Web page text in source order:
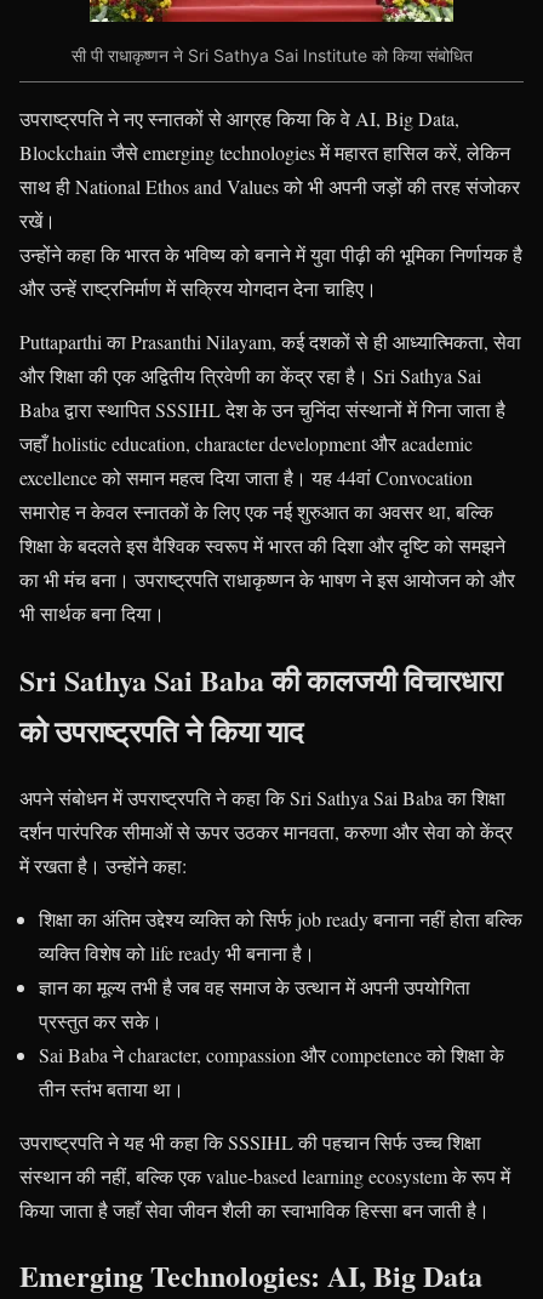
सी पी राधाकृष्णन ने Sri Sathya Sai Institute को किया संबोधित
उपराष्ट्रपति ने नए स्नातकों से आग्रह किया कि वे AI, Big Data,
Blockchain जैसे emerging technologies में महारत हासिल करें, लेकिन
साथ ही National Ethos and Values को भी अपनी जड़ों की तरह संजोकर
रखें।
उन्होंने कहा कि भारत के भविष्य को बनाने में युवा पीढ़ी की भूमिका निर्णायक है
और उन्हें राष्ट्रनिर्माण में सक्रिय योगदान देना चाहिए।
Puttaparthi का Prasanthi Nilayam, कई दशकों से ही आध्यात्मिकता, सेवा
और शिक्षा की एक अद्वितीय त्रिवेणी का केंद्र रहा है। Sri Sathya Sai
Baba द्वारा स्थापित SSSIHL देश के उन चुनिंदा संस्थानों में गिना जाता है
जहाँ holistic education, character development और academic
excellence को समान महत्व दिया जाता है। यह 44वां Convocation
समारोह न केवल स्नातकों के लिए एक नई शुरुआत का अवसर था, बल्कि
शिक्षा के बदलते इस वैश्विक स्वरूप में भारत की दिशा और दृष्टि को समझने
का भी मंच बना। उपराष्ट्रपति राधाकृष्णन के भाषण ने इस आयोजन को और
भी सार्थक बना दिया।
Sri Sathya Sai Baba की कालजयी विचारधारा
को उपराष्ट्रपति ने किया याद
अपने संबोधन में उपराष्ट्रपति ने कहा कि Sri Sathya Sai Baba का शिक्षा
दर्शन पारंपरिक सीमाओं से ऊपर उठकर मानवता, करुणा और सेवा को केंद्र
में रखता है। उन्होंने कहा:
शिक्षा का अंतिम उद्देश्य व्यक्ति को सिर्फ job ready बनाना नहीं होता बल्कि
व्यक्ति विशेष को life ready भी बनाना है।
ज्ञान का मूल्य तभी है जब वह समाज के उत्थान में अपनी उपयोगिता
प्रस्तुत कर सके।
Sai Baba ने character, compassion और competence को शिक्षा के
तीन स्तंभ बताया था।
उपराष्ट्रपति ने यह भी कहा कि SSSIHL की पहचान सिर्फ उच्च शिक्षा
संस्थान की नहीं, बल्कि एक value-based learning ecosystem के रूप में
किया जाता है जहाँ सेवा जीवन शैली का स्वाभाविक हिस्सा बन जाती है।
Emerging Technologies: AI, Big Data